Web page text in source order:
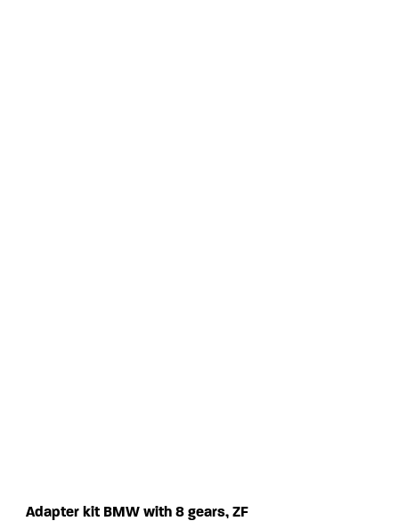
Adapter kit BMW with 8 gears, ZF